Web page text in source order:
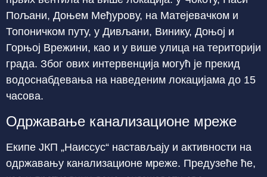
Пољани, Доњем Међурову, на Матејевачком и
Топоничком путу, у Дивљани, Винику, Доњој и
Горњој Врежини, као и у више улица на територији
града. Због ових интервенција могућ је прекид
водоснабдевања на наведеним локацијама до 15
часова.
Одржавање канализационе мреже
Екипе ЈКП „Наиссус“ настављају и активности на
одржавању канализационе мреже. Предузеће ће,